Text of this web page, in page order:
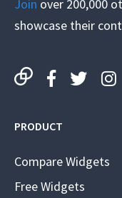
Join over 200,000
showcase their
PRODUCT
Compare Widgets
Free Widgets